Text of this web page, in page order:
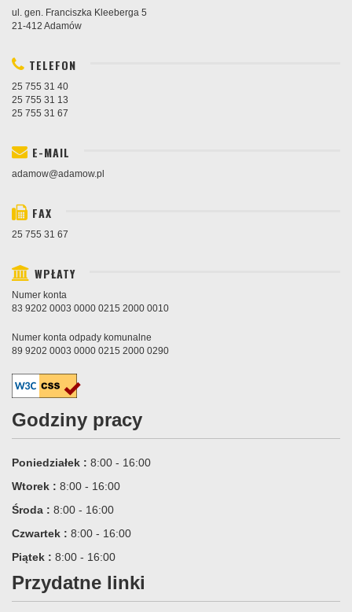
ul. gen. Franciszka Kleeberga 5
21-412 Adamów
TELEFON
25 755 31 40
25 755 31 13
25 755 31 67
E-MAIL
adamow@adamow.pl
FAX
25 755 31 67
WPŁATY
Numer konta
83 9202 0003 0000 0215 2000 0010
Numer konta odpady komunalne
89 9202 0003 0000 0215 2000 0290
Godziny pracy
Poniedziałek : 8:00 - 16:00
Wtorek : 8:00 - 16:00
Środa : 8:00 - 16:00
Czwartek : 8:00 - 16:00
Piątek : 8:00 - 16:00
Przydatne linki